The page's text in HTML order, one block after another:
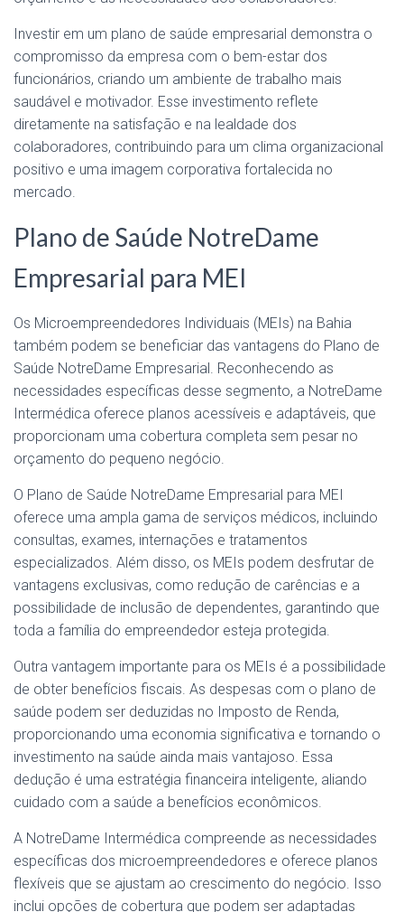
Investir em um plano de saúde empresarial demonstra o
compromisso da empresa com o bem-estar dos
funcionários, criando um ambiente de trabalho mais
saudável e motivador. Esse investimento reflete
diretamente na satisfação e na lealdade dos
colaboradores, contribuindo para um clima organizacional
positivo e uma imagem corporativa fortalecida no
mercado.
Plano de Saúde NotreDame
Empresarial para MEI
Os Microempreendedores Individuais (MEIs) na Bahia
também podem se beneficiar das vantagens do Plano de
Saúde NotreDame Empresarial. Reconhecendo as
necessidades específicas desse segmento, a NotreDame
Intermédica oferece planos acessíveis e adaptáveis, que
proporcionam uma cobertura completa sem pesar no
orçamento do pequeno negócio.
O Plano de Saúde NotreDame Empresarial para MEI
oferece uma ampla gama de serviços médicos, incluindo
consultas, exames, internações e tratamentos
especializados. Além disso, os MEIs podem desfrutar de
vantagens exclusivas, como redução de carências e a
possibilidade de inclusão de dependentes, garantindo que
toda a família do empreendedor esteja protegida.
Outra vantagem importante para os MEIs é a possibilidade
de obter benefícios fiscais. As despesas com o plano de
saúde podem ser deduzidas no Imposto de Renda,
proporcionando uma economia significativa e tornando o
investimento na saúde ainda mais vantajoso. Essa
dedução é uma estratégia financeira inteligente, aliando
cuidado com a saúde a benefícios econômicos.
A NotreDame Intermédica compreende as necessidades
específicas dos microempreendedores e oferece planos
flexíveis que se ajustam ao crescimento do negócio. Isso
inclui opções de cobertura que podem ser adaptadas